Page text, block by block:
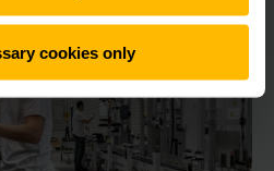
cookies only